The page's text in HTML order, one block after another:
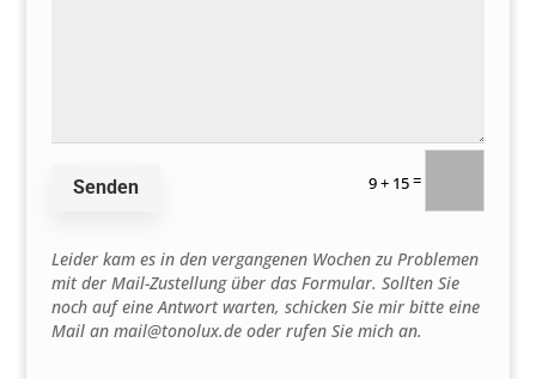
9 + 15=
Senden
Leider kam es in den vergangenen Wochen zu Problemen
mit der Mail-Zustellung über das Formular. Sollten Sie
noch auf eine Antwort warten, schicken Sie mir bitte eine
Mail an mail@tonolux.de oder rufen Sie mich an.